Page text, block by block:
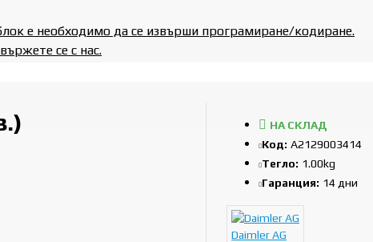
е необходимо да се извърши програмиране/кодиране.
се с нас.
НА СКЛАД
Код: A2129003414
Тегло: 1.00kg
Гаранция: 14 дни
Daimler AG